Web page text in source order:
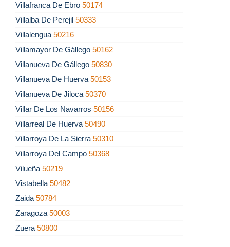
Villafranca De Ebro 50174
Villalba De Perejil 50333
Villalengua 50216
Villamayor De Gállego 50162
Villanueva De Gállego 50830
Villanueva De Huerva 50153
Villanueva De Jiloca 50370
Villar De Los Navarros 50156
Villarreal De Huerva 50490
Villarroya De La Sierra 50310
Villarroya Del Campo 50368
Vilueña 50219
Vistabella 50482
Zaida 50784
Zaragoza 50003
Zuera 50800